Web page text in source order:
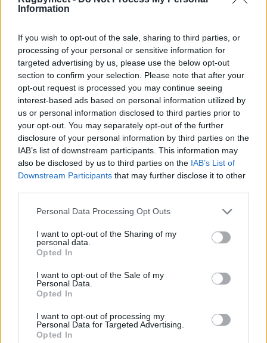
Information
If you wish to opt-out of the sale, sharing to third parties, or
processing of your personal or sensitive information for
targeted advertising by us, please use the below opt-out
section to confirm your selection. Please note that after your
opt-out request is processed you may continue seeing
interest-based ads based on personal information utilized by
us or personal information disclosed to third parties prior to
your opt-out. You may separately opt-out of the further
disclosure of your personal information by third parties on the
IAB’s list of downstream participants. This information may
also be disclosed by us to third parties on the IAB’s List of
Downstream Participants that may further disclose it to other
Personal Data Processing Opt Outs
I want to opt-out of the Sharing of my
personal data.
Opted In
I want to opt-out of the Sale of my
Personal Data.
Opted In
I want to opt-out of processing my
Personal Data for Targeted Advertising.
Opted In
1 Italia
6 Nazioni - 1° turno:
Francia - Irlanda 17-38
Italia - Inghilterra 24-27
Galles - Scozia 26-27
6 Nazioni - 2° turno:
Scozia - Francia 16-20
Irlanda - Italia 36-0
6 Nazioni - 3° turno:
Sabato 24 febbraio
Ore 15.15 Irlanda - Galles (Aviva Stadium,
Dublino)
Ore 17.45 Scozia - Inghilterra (Murrayfield,
Edimburgo)